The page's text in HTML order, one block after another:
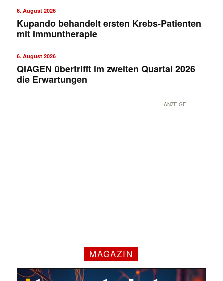
6. August 2026
Kupando behandelt ersten Krebs-Patienten
mit Immuntherapie
6. August 2026
QIAGEN übertrifft im zweiten Quartal 2026
die Erwartungen
ANZEIGE
MAGAZIN